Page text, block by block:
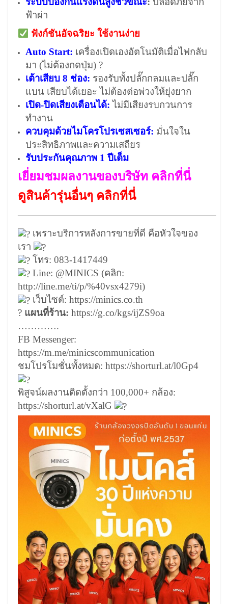
ฟ้าผ่า
ฟังก์ชันอัจฉริยะ ใช้งานง่าย
Auto Start: เครื่องเปิดเองอัตโนมัติเมื่อไฟกลับ
มา (ไม่ต้องกดปุ่ม) ?
เต้าเสียบ 8 ช่อง: รองรับทั้งปลั๊กกลมและปลั๊ก
แบน เสียบได้เยอะ ไม่ต้องต่อพ่วงให้ยุ่งยาก
เปิด-ปิดเสียงเตือนได้: ไม่มีเสียงรบกวนการ
ทำงาน
ควบคุมด้วยไมโครโปรเซสเซอร์: มั่นใจใน
ประสิทธิภาพและความเสถียร
รับประกันคุณภาพ 1 ปีเต็ม
เยี่ยมชมผลงานของบริษัท คลิกที่นี่
ดูสินค้ารุ่นอื่นๆ คลิกที่นี่
————————————————————–
เพราะบริการหลังการขายที่ดี คือหัวใจของ
เรา
โทร: 083-1417449
Line: @MINICS (คลิก:
http://line.me/ti/p/%40vsx4279i)
เว็บไซต์: https://minics.co.th
? แผนที่ร้าน: https://g.co/kgs/ijZS9oa
………….
FB Messenger:
https://m.me/minicscommunication
ชมโปรโมชั่นทั้งหมด: https://shorturl.at/l0Gp4
พิสูจน์ผลงานติดตั้งกว่า 100,000+ กล้อง:
https://shorturl.at/vXalG